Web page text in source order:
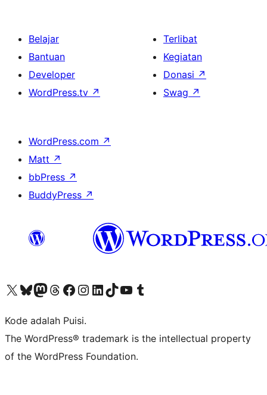
Belajar
Bantuan
Developer
WordPress.tv ↗
Terlibat
Kegiatan
Donasi ↗
Swag ↗
WordPress.com ↗
Matt ↗
bbPress ↗
BuddyPress ↗
Kunjungi akun X (sebelumnya Twitter) kamiVisit our Bluesky account
Kunjungi akun Mastodon kami
Visit our Threads account
Kunjungi halaman Facebook kamiKunjungi akun Instagram kamiKunjungi akun LinkedIn kami
Visit our TikTok account
Kunjungi channel YouTube kamiVisit our Tumblr account
Kode adalah Puisi.
The WordPress® trademark is the intellectual property
of the WordPress Foundation.